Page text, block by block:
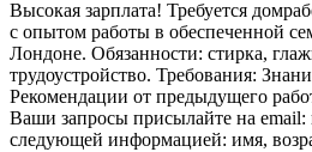
Высокая зарплата! Требуется
с опытом работы в обеспеченной
Лондоне. Обязанности: стирка,
трудоустройство. Требования:
Рекомендации от предыдущего
Ваши запросы присылайте на email:
следующей информацией: имя,